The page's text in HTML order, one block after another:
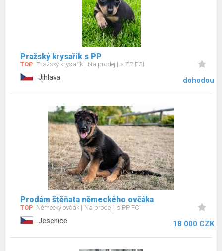
Pražský krysařík s PP
TOP Pražský krysařík Na prodej s PP FCI
Jihlava dohodou
Prodám štěňata německého ovčáka
TOP Německý ovčák Na prodej s PP FCI
Jesenice 18 000 CZK